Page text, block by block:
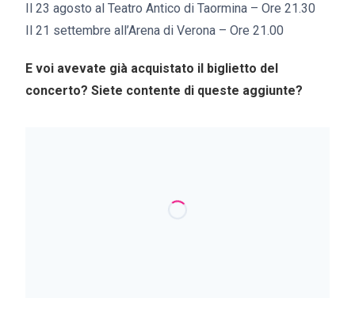
Il 23 agosto al Teatro Antico di Taormina – Ore 21.30
Il 21 settembre all’Arena di Verona – Ore 21.00
E voi avevate già acquistato il biglietto del
concerto? Siete contente di queste aggiunte?